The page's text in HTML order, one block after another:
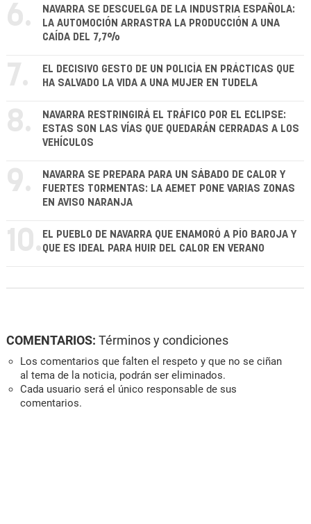
6.
NAVARRA SE DESCUELGA DE LA INDUSTRIA ESPAÑOLA:
LA AUTOMOCIÓN ARRASTRA LA PRODUCCIÓN A UNA
CAÍDA DEL 7,7%
7.
EL DECISIVO GESTO DE UN POLICÍA EN PRÁCTICAS QUE
HA SALVADO LA VIDA A UNA MUJER EN TUDELA
8.
NAVARRA RESTRINGIRÁ EL TRÁFICO POR EL ECLIPSE:
ESTAS SON LAS VÍAS QUE QUEDARÁN CERRADAS A LOS
VEHÍCULOS
9.
NAVARRA SE PREPARA PARA UN SÁBADO DE CALOR Y
FUERTES TORMENTAS: LA AEMET PONE VARIAS ZONAS
EN AVISO NARANJA
10. EL PUEBLO DE NAVARRA QUE ENAMORÓ A PÍO BAROJA Y
QUE ES IDEAL PARA HUIR DEL CALOR EN VERANO
COMENTARIOS: Términos y condiciones
Los comentarios que falten el respeto y que no se ciñan
al tema de la noticia, podrán ser eliminados.
Cada usuario será el único responsable de sus
comentarios.